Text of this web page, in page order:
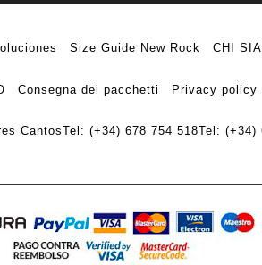
Size Guide New Rock CHI
Consegna dei pacchetti Privacy policy
CantosTel: (+34) 678 754 518Tel: (+34)